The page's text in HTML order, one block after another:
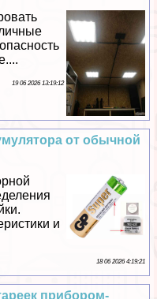
19 06 2026 13:19:12
от обычной
и
18 06 2026 4:19:21
прибором-